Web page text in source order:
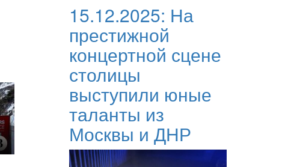
15.12.2025: На
престижной
концертной сцене
столицы
выступили юные
таланты из
Москвы и ДНР